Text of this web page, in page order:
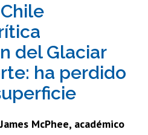
os
os
del Glaciar
ha perdido
McPhee, académico